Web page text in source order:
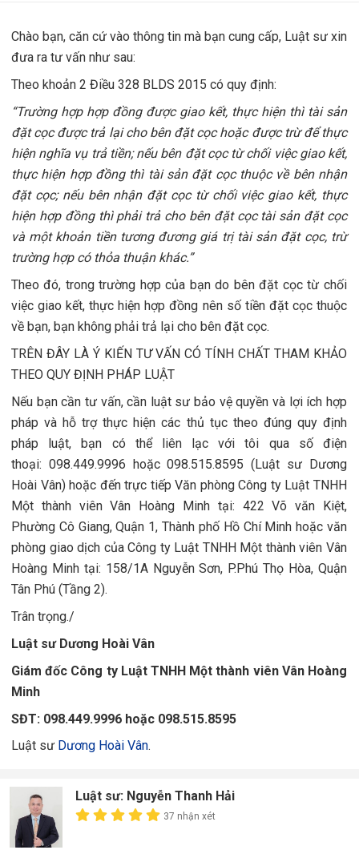
Chào bạn, căn cứ vào thông tin mà bạn cung cấp, Luật sư xin
đưa ra tư vấn như sau:
Theo khoản 2 Điều 328 BLDS 2015 có quy định:
“Trường hợp hợp đồng được giao kết, thực hiện thì tài sản
đặt cọc được trả lại cho bên đặt cọc hoặc được trừ để thực
hiện nghĩa vụ trả tiền; nếu bên đặt cọc từ chối việc giao kết,
thực hiện hợp đồng thì tài sản đặt cọc thuộc về bên nhận
đặt cọc; nếu bên nhận đặt cọc từ chối việc giao kết, thực
hiện hợp đồng thì phải trả cho bên đặt cọc tài sản đặt cọc
và một khoản tiền tương đương giá trị tài sản đặt cọc, trừ
trường hợp có thỏa thuận khác.”
Theo đó, trong trường hợp của bạn do bên đặt cọc từ chối
việc giao kết, thực hiện hợp đồng nên số tiền đặt cọc thuộc
về bạn, bạn không phải trả lại cho bên đặt cọc.
TRÊN ĐÂY LÀ Ý KIẾN TƯ VẤN CÓ TÍNH CHẤT THAM KHẢO
THEO QUY ĐỊNH PHÁP LUẬT
Nếu bạn cần tư vấn, cần luật sư bảo vệ quyền và lợi ích hợp
pháp và hỗ trợ thực hiện các thủ tục theo đúng quy định
pháp luật, bạn có thể liên lạc với tôi qua số điện
thoại: 098.449.9996 hoặc 098.515.8595 (Luật sư Dương
Hoài Vân) hoặc đến trực tiếp Văn phòng Công ty Luật TNHH
Một thành viên Vân Hoàng Minh tại: 422 Võ văn Kiệt,
Phường Cô Giang, Quận 1, Thành phố Hồ Chí Minh hoặc văn
phòng giao dịch của Công ty Luật TNHH Một thành viên Vân
Hoàng Minh tại: 158/1A Nguyễn Sơn, P.Phú Thọ Hòa, Quận
Tân Phú (Tầng 2).
Trân trọng./
Luật sư Dương Hoài Vân
Giám đốc Công ty Luật TNHH Một thành viên Vân Hoàng
Minh
SĐT: 098.449.9996 hoặc 098.515.8595
Luật sư Dương Hoài Vân.
Luật sư: Nguyễn Thanh Hải
37 nhận xét